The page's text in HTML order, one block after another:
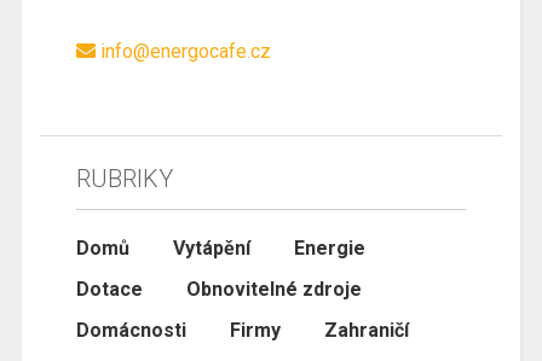
info@energocafe.cz
RUBRIKY
Domů Vytápění
Energie
Dotace
Obnovitelné zdroje
Domácnosti
Firmy
Zahraničí